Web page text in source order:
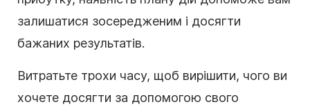
залишатися зосередженим і досягти
бажаних результатів.
Витратьте трохи часу, щоб вирішити, чого ви
хочете досягти за допомогою свого